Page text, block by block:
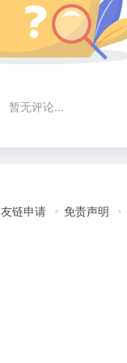
暂无评论...
友链申请 免责声明